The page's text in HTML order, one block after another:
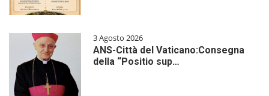
3 Agosto 2026
ANS-Città del Vaticano:Consegna
della “Positio sup…